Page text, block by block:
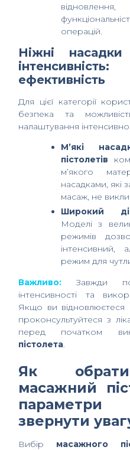
відновлення,
операцій.
Ніжні
ефективність
Для цієї категорії
безпека та
налаштування
М’які
пістолетів
м’якого
насадками, які
масаж, не
Широкий
Моделі з
режимів
режим для
Важливо: Завжди
інтенсивності та
Якщо ви відновлюєтеся
проконсультуйтеся з
перед початком
пістолета
Як
масажний
звернути
Вибір масажного